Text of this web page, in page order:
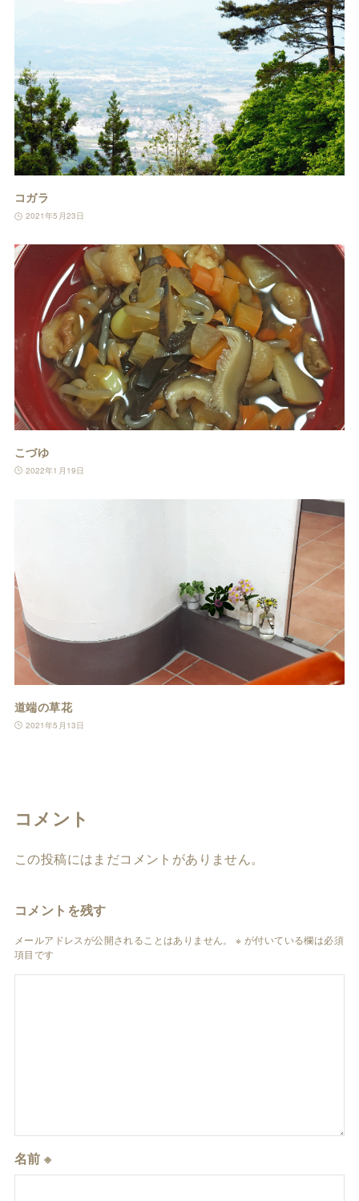
コガラ
2021年5月23日
こづゆ
2022年1月19日
道端の草花
2021年5月13日
コメント
この投稿にはまだコメントがありません。
コメントを残す
メールアドレスが公開されることはありません。 ※ が付いている欄は必須
項目です
名前※